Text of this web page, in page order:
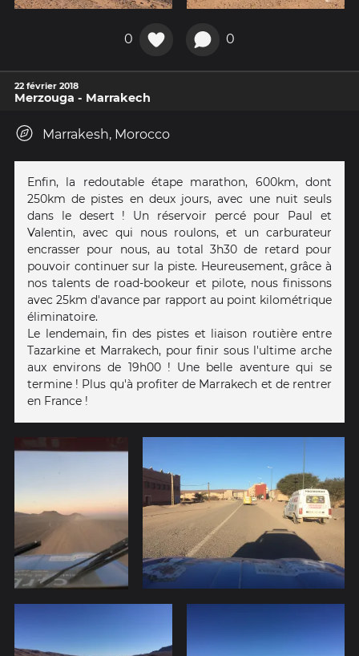
0 0
22 février 2018
Merzouga - Marrakech
Marrakesh, Morocco
Enfin, la redoutable étape marathon, 600km, dont
250km de pistes en deux jours, avec une nuit seuls
dans le desert ! Un réservoir percé pour Paul et
Valentin, avec qui nous roulons, et un carburateur
encrasser pour nous, au total 3h30 de retard pour
pouvoir continuer sur la piste. Heureusement, grâce à
nos talents de road-bookeur et pilote, nous finissons
avec 25km d'avance par rapport au point kilométrique
éliminatoire.
Le lendemain, fin des pistes et liaison routière entre
Tazarkine et Marrakech, pour finir sous l'ultime arche
aux environs de 19h00 ! Une belle aventure qui se
termine ! Plus qu'à profiter de Marrakech et de rentrer
en France !